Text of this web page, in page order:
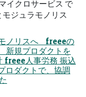
イクロサービス で
モジュラモノリス
ノリスへ freeeの
新規プロダクトを
人事労務 振込
ロダクトで、協調